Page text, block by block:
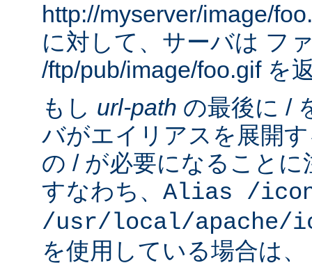
http://myserver/image/
に対して、サーバは フ
/ftp/pub/image/foo.gif を
もし url-path の最後に /
バがエイリアスを展開
の / が必要になること
すなわち、 Alias /
/usr/local/apache/
を使用している場合は、